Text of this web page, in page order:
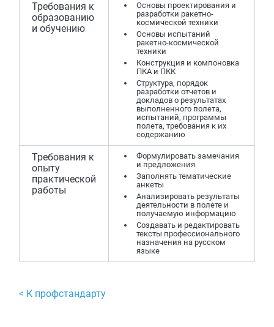
Требования к
образованию
и обучению
Основы проектирования и
разработки ракетно-
космической техники
Основы испытаний
ракетно-космической
техники
Конструкция и компоновка
ПКА и ПКК
Структура, порядок
разработки отчетов и
докладов о результатах
выполненного полета,
испытаний, программы
полета, требования к их
содержанию
Требования к
опыту
практической
работы
Формулировать замечания
и предложения
Заполнять тематические
анкеты
Анализировать результаты
деятельности в полете и
получаемую информацию
Создавать и редактировать
тексты профессионального
назначения на русском
языке
< К профстандарту